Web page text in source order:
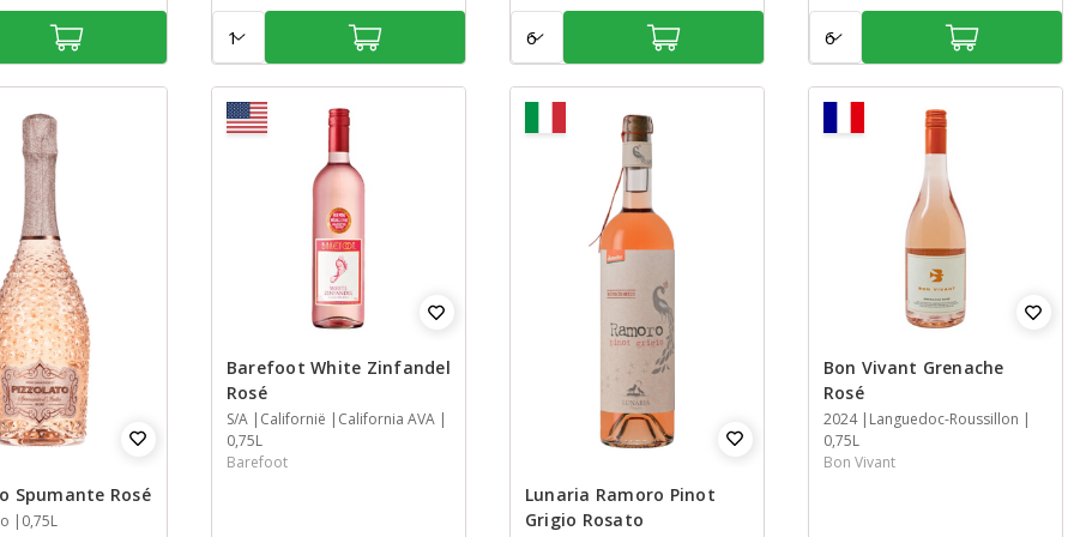
Spumante Rosé
0,75L
Barefoot White Zinfandel
Rosé
Jaar
S/A
StreekCalifornië
Streek California AVA
Inhoud
0,75L
Barefoot
Lunaria Ramoro Pinot
Grigio Rosato
Bon Vivant Grenache
Rosé
Jaar
2024
StreekLanguedoc-Roussillon
Inhoud
0,75L
Bon Vivant